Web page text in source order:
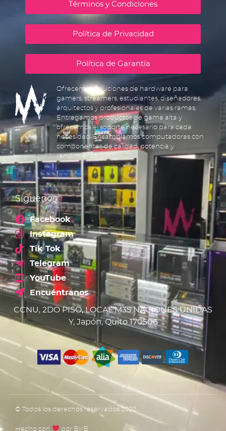
Términos y Condiciones
Política de Privacidad
Política de Garantía
Ofrecemos soluciones de hardware para
gamers, streamers, estudiantes, diseñadores,
arquitectos y profesionales de varias ramas.
Entregamos productos de gama alta y
ofrecemos el soporte necesario para cada
necesidad. Ensamblamos computadoras con
componentes de calidad, potencia y
rendimiento.
Síguenos
Facebook
Instagram
Tik Tok
Telegram
YouTube
Encuéntranos
CCNU, 2DO PISO, LOCAL M35 NACIONES UNIDAS
Y, Japón, Quito 170506
© Todos los derechos reservados 2022
Hecho con por BKB​​